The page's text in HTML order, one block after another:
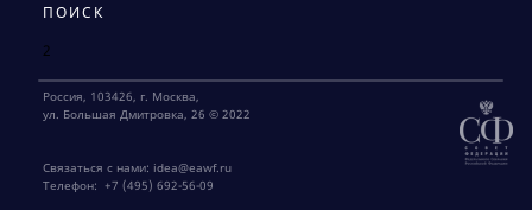
ПОИСК
2
Россия, 103426, г. Москва,
ул. Большая Дмитровка, 26 © 2022
Связаться с нами: idea@eawf.ru
Телефон: +7 (495) 692-56-09